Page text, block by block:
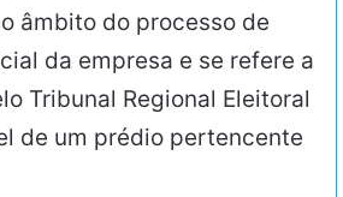
âmbito do processo de
da empresa e se refere a
Tribunal Regional Eleitoral
de um prédio pertencente